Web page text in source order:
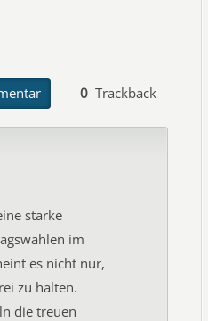
0 Trackback
starke
im
es nicht nur,
zu halten.
die treuen